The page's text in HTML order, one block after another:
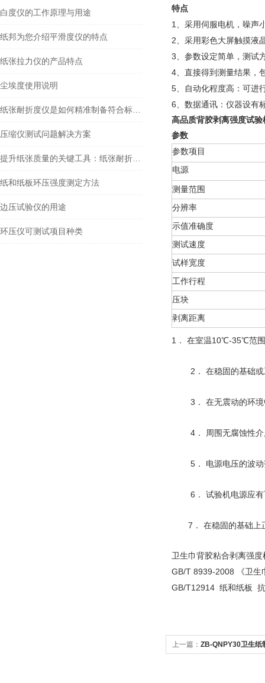
白度仪的工作原理与用途
纸邦为您介绍平滑度仪的特点
纸张拉力仪的产品特点
尘埃度使用说明
压缩仪测试问题解决方案
纸和纸板环压强度测定方法
边压试验仪的用途
环压仪可测试项目种类
特点
1 、采用伺服电机，噪声
2、采用彩色大屏触摸液
3、参数设定简单，测试
4、直接得到测量结果，
5、自动化程度高：可进
6、数据通讯：仪器设有
高品质背胶剥离强度试验
参数
参数项目
电源
测量范围
分辨率
示值准确度
测试速度
试样宽度
工作行程
压块
剥离距离
1． 在室温10℃-35℃范
2． 在稳固的基础或
3． 在无震动的环境
4． 周围无腐蚀性介
5． 电源电压的波动
6． 试验机电源应有
7． 在稳固的基础上
卫生巾背胶粘合剥离强度
GB/T 8939-2008 《卫
GB/T12914 纸和纸板
上一篇： ZB-QNPY30卫生纸